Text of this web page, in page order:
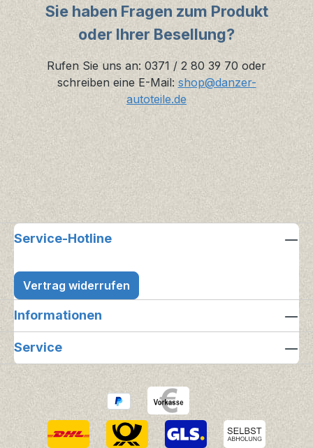
Sie haben Fragen zum Produkt
oder Ihrer Besellung?
Rufen Sie uns an: 0371 / 2 80 39 70 oder
schreiben eine E-Mail: shop@danzer-
autoteile.de
Service-Hotline
Vertrag widerrufen
Informationen
Service